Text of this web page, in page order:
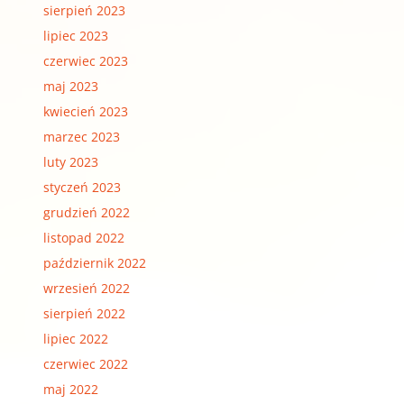
sierpień 2023
lipiec 2023
czerwiec 2023
maj 2023
kwiecień 2023
marzec 2023
luty 2023
styczeń 2023
grudzień 2022
listopad 2022
październik 2022
wrzesień 2022
sierpień 2022
lipiec 2022
czerwiec 2022
maj 2022